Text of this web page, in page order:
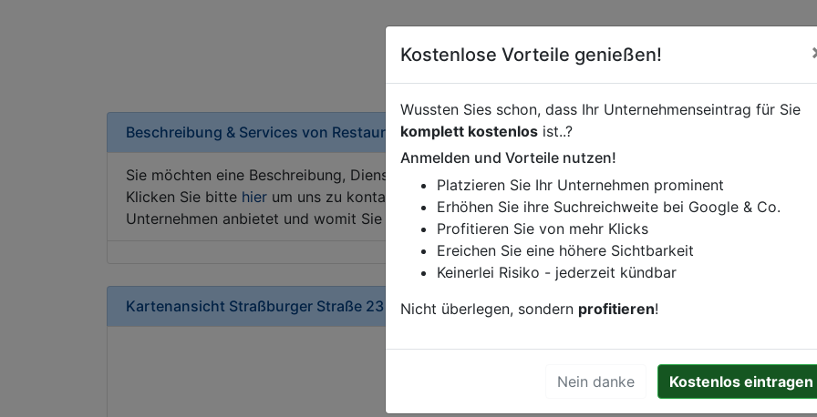
Beschreibung & Services von Restaurant
Sie möchten eine Beschreibung, Dienstleistung oder andere relevante Informationen hinzufügen?
Klicken Sie bitte hier um uns zu kontaktieren. Gerne erweitern wir Ihren Firmeneintrag um
Unternehmen anbietet und womit Sie sich von Ihren Wettbewerbern abheben.
Kartenansicht Straßburger Straße 23 inHamburg
Kostenlose Vorteile genießen!
Wussten Sies schon, dass Ihr Unternehmenseintrag für Sie
komplett kostenlos ist..?
Anmelden und Vorteile nutzen!
Platzieren Sie Ihr Unternehmen prominent
Erhöhen Sie ihre Suchreichweite bei Google & Co.
Profitieren Sie von mehr Klicks
Ereichen Sie eine höhere Sichtbarkeit
Keinerlei Risiko - jederzeit kündbar
Nicht überlegen, sondern profitieren!
Nein danke Kostenlos eintragen